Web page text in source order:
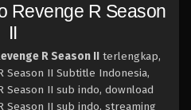
Revenge R Season
II
R Season II terlengkap,
Season II Subtitle Indonesia,
Season II sub indo, download
Season II sub indo, streaming